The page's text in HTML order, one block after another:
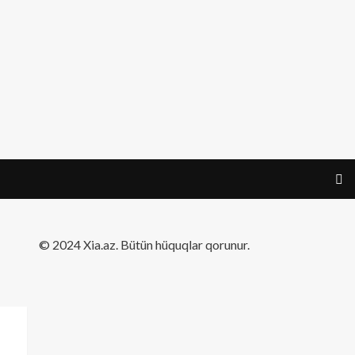
​© 2024 Xia.az. Bütün hüquqlar qorunur.